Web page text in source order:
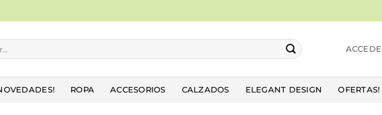
ROPA ACCESORIOS CALZADOS ELEGANT DESIGN OFERTAS!